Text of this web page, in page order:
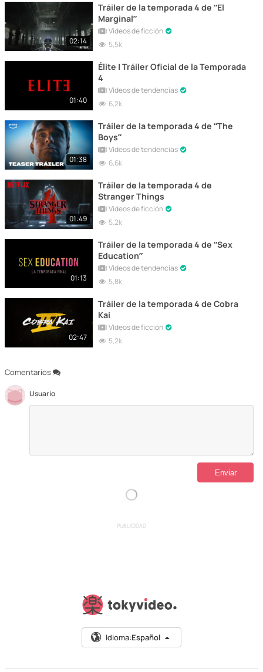
Comentarios
Usuario
02:14
Tráiler de la temporada 4 de “El
Marginal”
Vídeos de ficción
5,5k
01:40
Élite | Tráiler Oficial de la Temporada
4
Vídeos de tendencias
6,2k
01:38
Tráiler de la temporada 4 de “The
Boys”
Vídeos de tendencias
6,6k
01:49
Tráiler de la temporada 4 de
Stranger Things
Vídeos de ficción
5,2k
01:13
Tráiler de la temporada 4 de “Sex
Education”
Vídeos de tendencias
5,8k
02:47
Tráiler de la temporada 4 de Cobra
Kai
Vídeos de ficción
5,2k
PUBLICIDAD
Idioma:Español